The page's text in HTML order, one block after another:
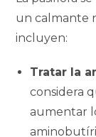
un calmante
incluyen:
Tratar la
considera
aumentar